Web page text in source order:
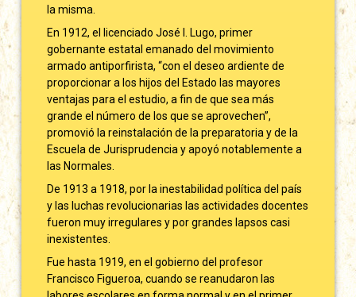
la misma.
En 1912, el licenciado José I. Lugo, primer
gobernante estatal emanado del movimiento
armado antiporfirista, “con el deseo ardiente de
proporcionar a los hijos del Estado las mayores
ventajas para el estudio, a fin de que sea más
grande el número de los que se aprovechen”,
promovió la reinstalación de la preparatoria y de la
Escuela de Jurisprudencia y apoyó notablemente a
las Normales.
De 1913 a 1918, por la inestabilidad política del país
y las luchas revolucionarias las actividades docentes
fueron muy irregulares y por grandes lapsos casi
inexistentes.
Fue hasta 1919, en el gobierno del profesor
Francisco Figueroa, cuando se reanudaron las